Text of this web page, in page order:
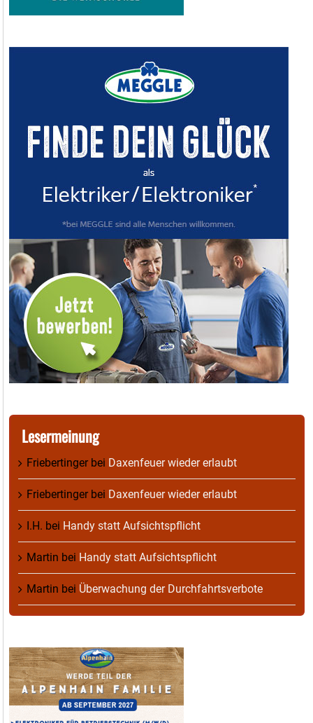
Lesermeinung
Friebertingerbei Daxenfeuer wieder erlaubt
Friebertingerbei Daxenfeuer wieder erlaubt
I.H. bei Handy statt Aufsichtspflicht
Martin bei Handy statt Aufsichtspflicht
Martin bei Überwachung der Durchfahrtsverbote